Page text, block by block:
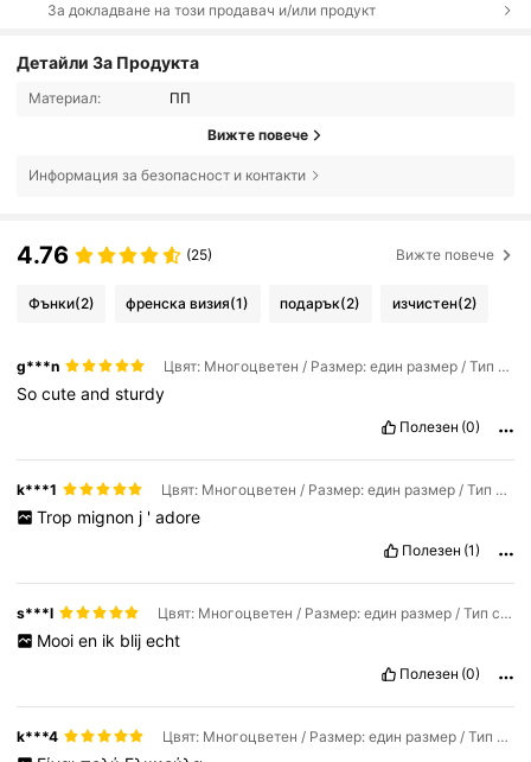
За докладване на този продавач и/или продукт
Детайли За Продукта
Материал: ПП
Вижте повече
Информация за безопасност и контакти
4.76 (25) Вижте повече
Фънки(2) френска визия(1) подарък(2) изчистен(2)
g***n Цвят: Многоцветен / Размер: един размер / Тип стил: 1бр-зелен
Socuteandsturdy
Полезен (0)
k***1 Цвят: Многоцветен / Размер: един размер / Тип стил: 1бр-зелен
Trop mignon j ' adore
Полезен (1)
s***l Цвят: Многоцветен / Размер: един размер / Тип стил: 4 бр. - Розово + Червено + Зелено + Бяло
Mooi en ik blij echt
Полезен (0)
k***4 Цвят: Многоцветен / Размер: един размер / Тип стил: 1бр-розов